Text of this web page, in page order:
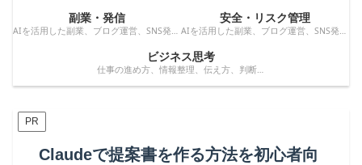
副業・発信
AIを活用した副業、ブログ運営、SNS発信、収益化のアイデアを発信します。
安全・リスク管理
AIを活用した副業、ブログ運営、SNS発信、コンテンツ作成、収益化の方法を紹介します。
ビジネス思考
仕事の進め方、情報整理、伝え方、判断力など、AI時代に役立つビジネス思考を解説します。
PR
Claudeで提案書を作る方法を初心者向